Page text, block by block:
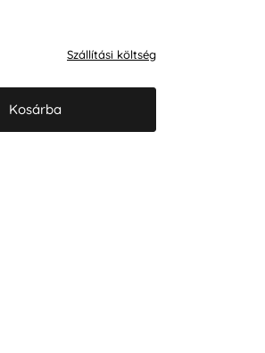
Szállítási költség
Kosárba